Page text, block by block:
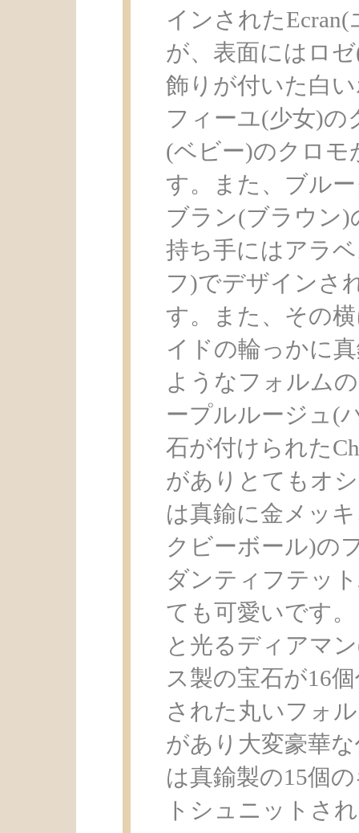
インされた
が、表面にはロ
飾りが付いた白
フィーユ(少女)の
(ベビー)のクロモ
す。また、ブル
ブラン(ブラウン
持ち手にはアラ
フ)でデザインさ
す。また、その
イドの輪っかに
ようなフォルム
ープルルージュ(
石が付けられた
がありとてもオ
は真鍮に金メッ
クビーボール)の
ダンティフテッ
ても可愛いです
と光るディアマ
ス製の宝石が16
された丸いフォ
があり大変豪華
は真鍮製の15個
トシュニットさ